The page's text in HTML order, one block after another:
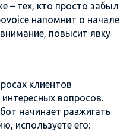
– тех, кто просто забыл
напомнит о начале
повысит явку
клиентов
вопросов.
начинает разжигать
используете его: